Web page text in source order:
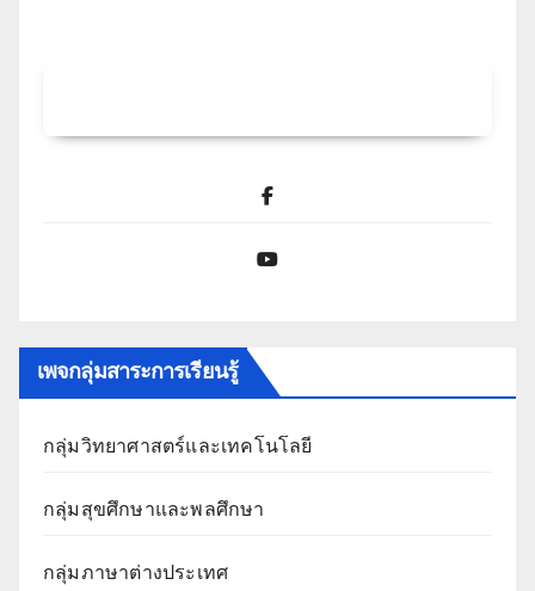
Facebook
YouTube
เพจกลุ่มสาระการเรียนรู้
กลุ่มวิทยาศาสตร์และเทคโนโลยี
กลุ่มสุขศึกษาและพลศึกษา
กลุ่มภาษาต่างประเทศ